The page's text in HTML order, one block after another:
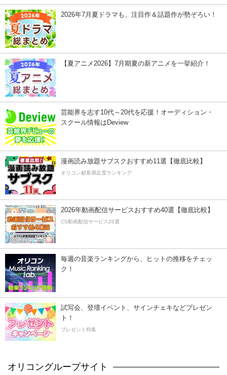
2026年7月夏ドラマも、注目作＆話題作が勢ぞろい！
【夏アニメ2026】7月期夏の新アニメを一挙紹介！
芸能界を志す10代～20代を応援！オーディション・
スクール情報はDeview
漫画読み放題サブスクおすすめ11選【徹底比較】
オリコン顧客満足度ランキング
2026年動画配信サービスおすすめ40選【徹底比較】
CS動画配信サービス20選
毎週の音楽ランキングから、ヒットの推移をチェッ
ク！
試写会、登壇イベント、サインチェキなどプレゼン
ト！
プレゼント特集
オリコングループサイト